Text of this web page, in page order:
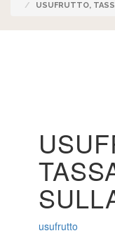
USUFRUTTO,
usufrutto